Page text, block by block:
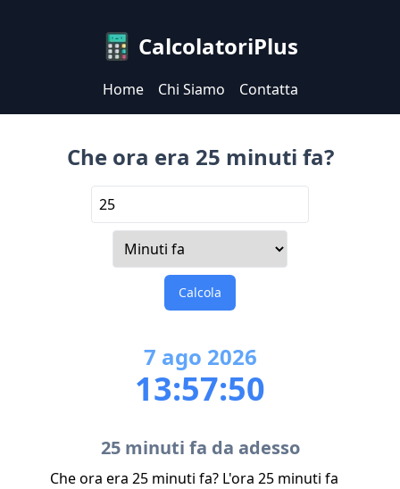
CalcolatoriPlus
Home Chi Siamo Contatta
Che ora era 25 minuti fa?
Calcola
7 ago 2026
13:57:50
25 minuti fa da adesso
Che ora era 25 minuti fa? L'ora 25 minuti fa